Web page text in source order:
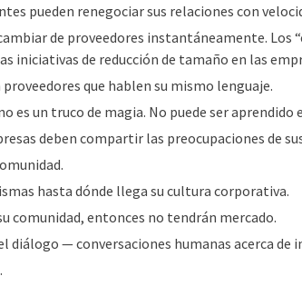
pueden renegociar sus relaciones con
de proveedores instantáneamente.
iniciativas de reducción de tamaño en las
que hablen su mismo lenguaje.
es un truco de magia. No puede ser aprendido
deben compartir las preocupaciones de
hasta dónde llega su cultura corporativa.
comunidad, entonces no tendrán mercado.
diálogo — conversaciones humanas acerca de